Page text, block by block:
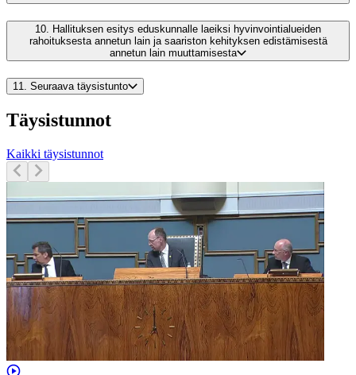
10.
Hallituksen esitys eduskunnalle laeiksi hyvinvointialueiden
rahoituksesta annetun lain ja saariston kehityksen edistämisestä
annetun lain muuttamisesta
11. Seuraava täysistunto
Täysistunnot
Kaikki täysistunnot